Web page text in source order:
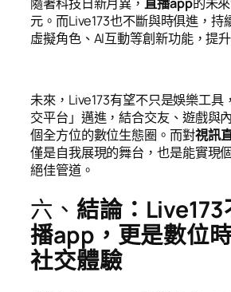
元。而Live173也不斷與時俱進，持
虛擬角色、AI互動等創新功能，提
未來，Live173有望不只是娛樂工具
交平台」邁進，結合交友、遊戲與
個全方位的數位生態圈。而對視訊
僅是自我展現的舞台，也是能實現
絕佳管道。
六、 結論：
播app，更是數位
社交體驗